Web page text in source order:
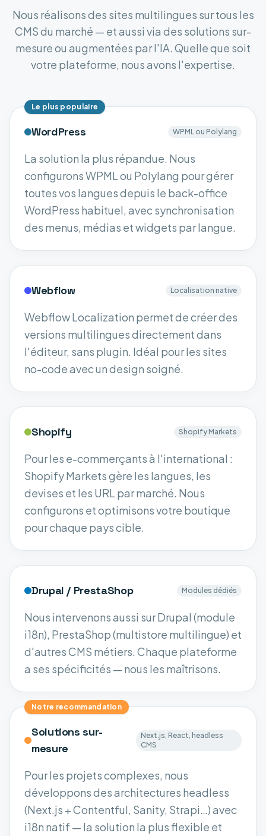
Nous réalisons des sites multilingues sur tous les
CMS du marché — et aussi via des solutions sur-
mesure ou augmentées par l'IA. Quelle que soit
votre plateforme, nous avons l'expertise.
Le plus populaire
WordPress WPML ou Polylang
La solution la plus répandue. Nous
configurons WPML ou Polylang pour gérer
toutes vos langues depuis le back-office
WordPress habituel, avec synchronisation
des menus, médias et widgets par langue.
Webflow Localisation native
Webflow Localization permet de créer des
versions multilingues directement dans
l'éditeur, sans plugin. Idéal pour les sites
no-code avec un design soigné.
Shopify Shopify Markets
Pour les e-commerçants à l'international :
Shopify Markets gère les langues, les
devises et les URL par marché. Nous
configurons et optimisons votre boutique
pour chaque pays cible.
Drupal / PrestaShop Modules dédiés
Nous intervenons aussi sur Drupal (module
i18n), PrestaShop (multistore multilingue) et
d'autres CMS métiers. Chaque plateforme
a ses spécificités — nous les maîtrisons.
Notre recommandation
Solutions sur-
mesure
Next.js, React, headless
CMS
Pour les projets complexes, nous
développons des architectures headless
(Next.js + Contentful, Sanity, Strapi…) avec
i18n natif — la solution la plus flexible et